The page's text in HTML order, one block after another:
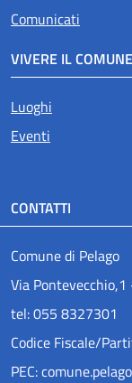
Comunicati
VIVERE IL COMUNE
Luoghi
Eventi
CONTATTI
Comune di Pelago
Via
tel: 055 8327301
Codice Fiscale/
PEC: